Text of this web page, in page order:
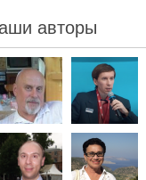
Учёные
6 АВГУСТА
Для
авторы